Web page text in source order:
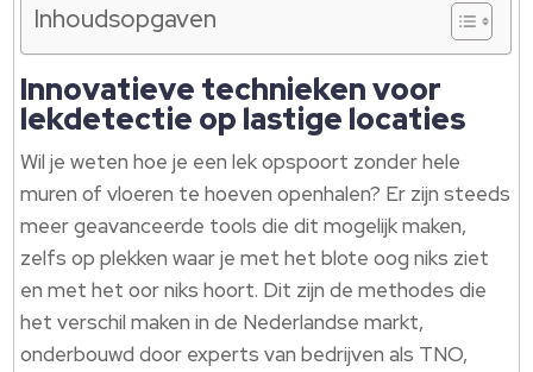
Inhoudsopgaven
Innovatieve technieken voor
lekdetectie op lastige locaties
Wil je weten hoe je een lek opspoort zonder hele
muren of vloeren te hoeven openhalen? Er zijn steeds
meer geavanceerde tools die dit mogelijk maken,
zelfs op plekken waar je met het blote oog niks ziet
en met het oor niks hoort. Dit zijn de methodes die
het verschil maken in de Nederlandse markt,
onderbouwd door experts van bedrijven als TNO,